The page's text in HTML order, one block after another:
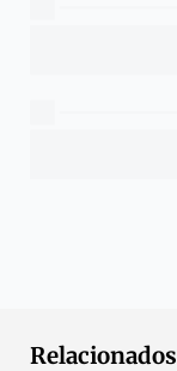
Relacionados